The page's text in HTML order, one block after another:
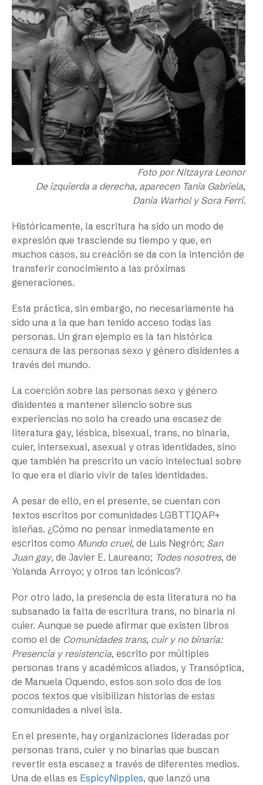
Foto por Nitzayra Leonor
De izquierda a derecha, aparecen Tania Gabriela,
Dania Warhol y Sora Ferri.
Históricamente, la escritura ha sido un modo de
expresión que trasciende su tiempo y que, en
muchos casos, su creación se da con la intención de
transferir conocimiento a las próximas
generaciones.
Esta práctica, sin embargo, no necesariamente ha
sido una a la que han tenido acceso todas las
personas. Un gran ejemplo es la tan histórica
censura de las personas sexo y género disidentes a
través del mundo.
La coerción sobre las personas sexo y género
disidentes a mantener silencio sobre sus
experiencias no solo ha creado una escasez de
literatura gay, lésbica, bisexual, trans, no binaria,
cuier, intersexual, asexual y otras identidades, sino
que también ha prescrito un vacío intelectual sobre
lo que era el diario vivir de tales identidades.
A pesar de ello, en el presente, se cuentan con
textos escritos por comunidades LGBTTIQAP+
isleñas. ¿Cómo no pensar inmediatamente en
escritos como Mundo cruel, de Luis Negrón; San
Juan gay, de Javier E. Laureano; Todes nosotres, de
Yolanda Arroyo; y otros tan icónicos?
Por otro lado, la presencia de esta literatura no ha
subsanado la falta de escritura trans, no binaria ni
cuier. Aunque se puede afirmar que existen libros
como el de Comunidades trans, cuir y no binaria:
Presencia y resistencia, escrito por múltiples
personas trans y académicos aliados, y Transóptica,
de Manuela Oquendo, estos son solo dos de los
pocos textos que visibilizan historias de estas
comunidades a nivel isla.
En el presente, hay organizaciones lideradas por
personas trans, cuier y no binarias que buscan
revertir esta escasez a través de diferentes medios.
Una de ellas es EspicyNipples, que lanzó una